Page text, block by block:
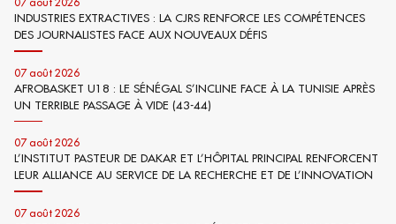
INDUSTRIES EXTRACTIVES : LA CJRS RENFORCE LES COMPÉTENCES
DES JOURNALISTES FACE AUX NOUVEAUX DÉFIS
07 août 2026
AFROBASKET U18 : LE SÉNÉGAL S’INCLINE FACE À LA TUNISIE APRÈS
UN TERRIBLE PASSAGE À VIDE (43-44)
07 août 2026
L’INSTITUT PASTEUR DE DAKAR ET L’HÔPITAL PRINCIPAL RENFORCENT
LEUR ALLIANCE AU SERVICE DE LA RECHERCHE ET DE L’INNOVATION
07 août 2026